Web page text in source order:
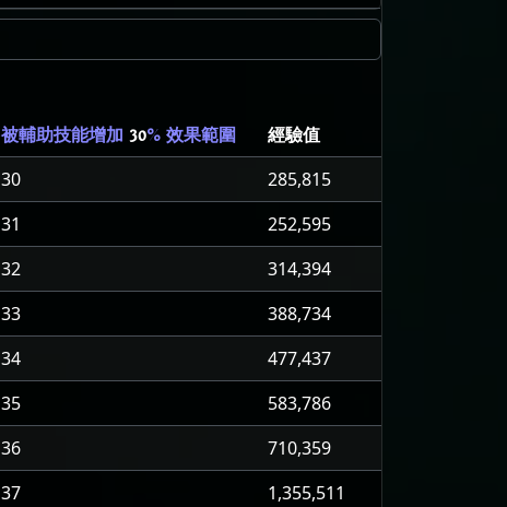
被輔助技能增加 30% 效果範圍
經驗值
30
285,815
31
252,595
32
314,394
33
388,734
34
477,437
35
583,786
36
710,359
37
1,355,511